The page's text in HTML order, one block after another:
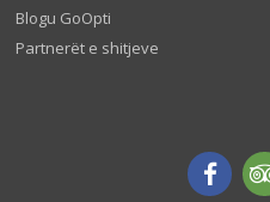
Blogu GoOpti
Partnerët e shitjeve